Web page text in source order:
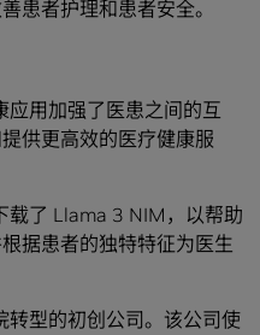
患者护理和患者安全。
应用加强了医患之间的互
供更高效的医疗健康服
载了 Llama 3 NIM，以帮助
据患者的独特特征为医生
转型的初创公司。该公司使